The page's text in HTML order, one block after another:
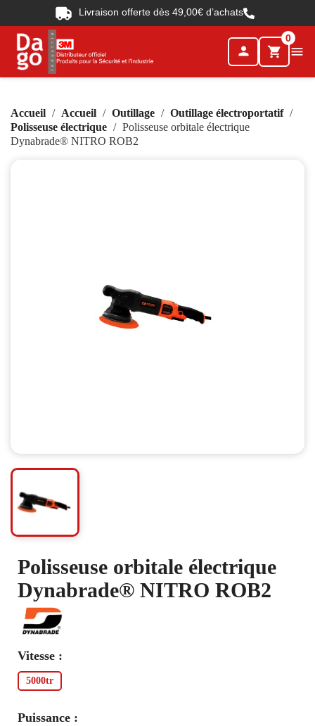
Livraison offerte dès 49,00€ d’achats
person shopping_cart
0

Accueil Accueil Outillage
Outillage électroportatif
Polisseuse électrique
Polisseuse orbitale électrique
Dynabrade® NITRO ROB2
Polisseuse orbitale électrique
Dynabrade® NITRO ROB2
Vitesse :
5000tr
Puissance :